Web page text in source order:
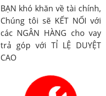
BẠN khó khăn về tài chính,
Chúng tôi sẽ KẾT NỐI với
các NGÂN HÀNG cho vay
trả góp với TỈ LỆ DUYỆT
CAO